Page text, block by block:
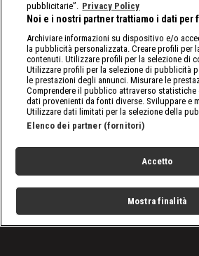
pubblicitarie”. Privacy Policy
Noi e i nostri partner trattiamo i dati per
Archiviare informazioni su dispositivo e/o
la pubblicità personalizzata. Creare profili per
contenuti. Utilizzare profili per la selezione di
Utilizzare profili per la selezione di pubblicità
le prestazioni degli annunci. Misurare le
Comprendere il pubblico attraverso statistiche
dati provenienti da fonti diverse. Sviluppare e
Utilizzare dati limitati per la selezione della
Elenco dei partner (fornitori)
Accetto
Mostra finalità